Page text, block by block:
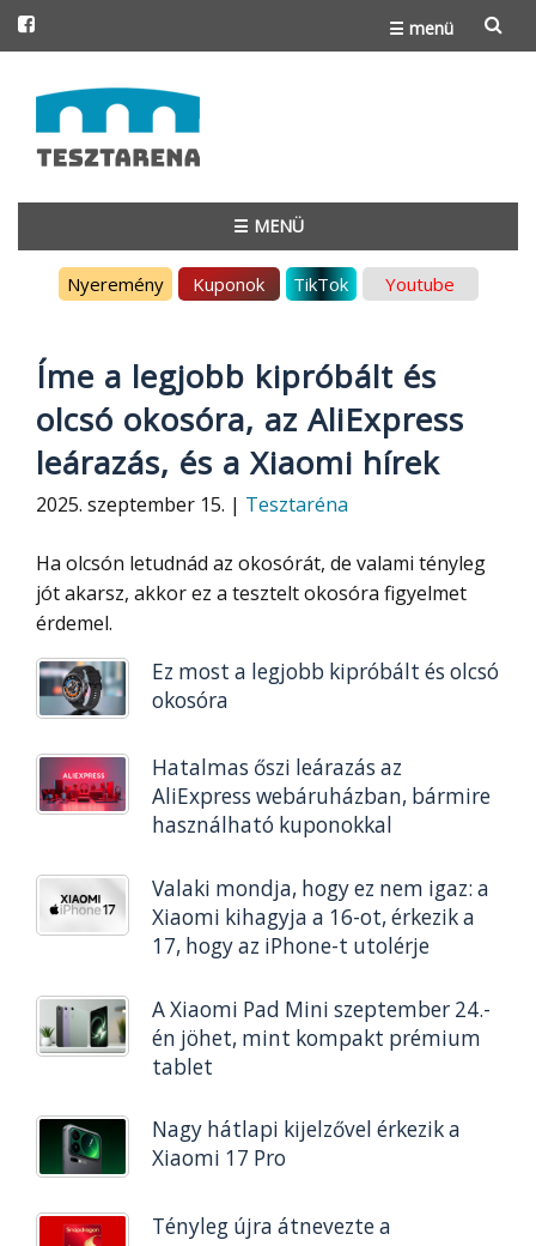
☰ menü
to
content
☰ MENÜ
Nyeremény Kuponok TikTok Youtube
Íme a legjobb kipróbált és
olcsó okosóra, az AliExpress
leárazás, és a Xiaomi hírek
2025. szeptember 15. | Tesztaréna
Ha olcsón letudnád az okosórát, de valami tényleg
jót akarsz, akkor ez a tesztelt okosóra figyelmet
érdemel.
Ez most a legjobb kipróbált és olcsó
okosóra
Hatalmas őszi leárazás az
AliExpress webáruházban, bármire
használható kuponokkal
Valaki mondja, hogy ez nem igaz: a
Xiaomi kihagyja a 16-ot, érkezik a
17, hogy az iPhone-t utolérje
A Xiaomi Pad Mini szeptember 24.-
én jöhet, mint kompakt prémium
tablet
Nagy hátlapi kijelzővel érkezik a
Xiaomi 17 Pro
Tényleg újra átnevezte a